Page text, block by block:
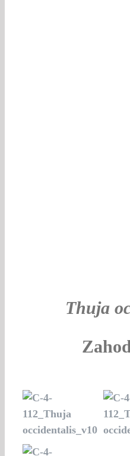
Thuja